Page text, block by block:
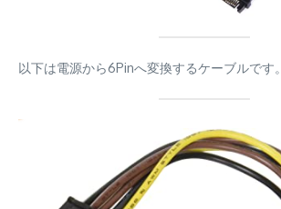
以下は電源から6Pinへ変換するケーブルです。